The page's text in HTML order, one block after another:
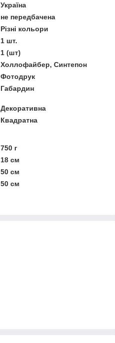
Україна
не передбачена
Різні кольори
1 шт.
1 (шт)
Холлофайбер, Синтепон
Фотодрук
Габардин
Декоративна
Квадратна
750 г
18 см
50 см
50 см